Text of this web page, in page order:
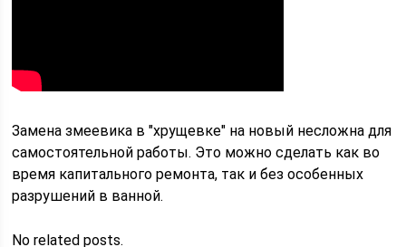
Замена змеевика в "хрущевке" на новый несложна для
самостоятельной работы. Это можно сделать как во
время капитального ремонта, так и без особенных
разрушений в ванной.
No related posts.